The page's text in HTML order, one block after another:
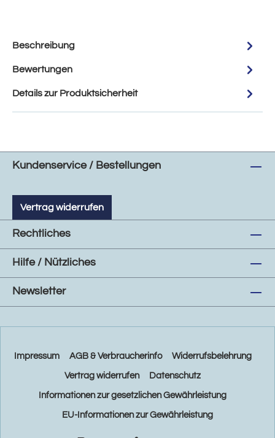
Beschreibung
Bewertungen
Details zur Produktsicherheit
Kundenservice / Bestellungen
Vertrag widerrufen
Rechtliches
Hilfe / Nützliches
Newsletter
Impressum AGB & Verbraucherinfo Widerrufsbelehrung
Vertrag widerrufen Datenschutz
Informationen zur gesetzlichen Gewährleistung
EU-Informationen zur Gewährleistung